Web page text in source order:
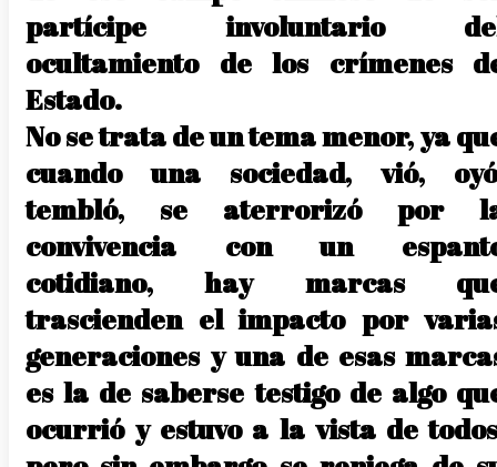
partícipe involuntario
ocultamiento de los crímenes
Estado.
No se trata de un tema menor, ya
cuando una sociedad, vió,
tembló, se aterrorizó por
convivencia con un
cotidiano, hay marcas
trascienden el impacto por
generaciones y una de esas
es la de saberse testigo de algo
ocurrió y estuvo a la vista de